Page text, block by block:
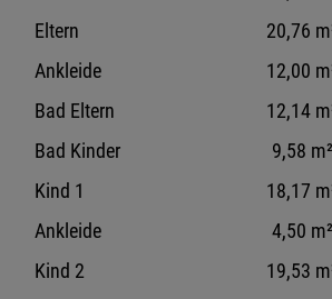
Eltern
20,76
Ankleide
12,00
Bad Eltern
12,14
Bad Kinder
9,58 m²
Kind 1
18,17
Ankleide
4,50 m²
Kind 2
19,53